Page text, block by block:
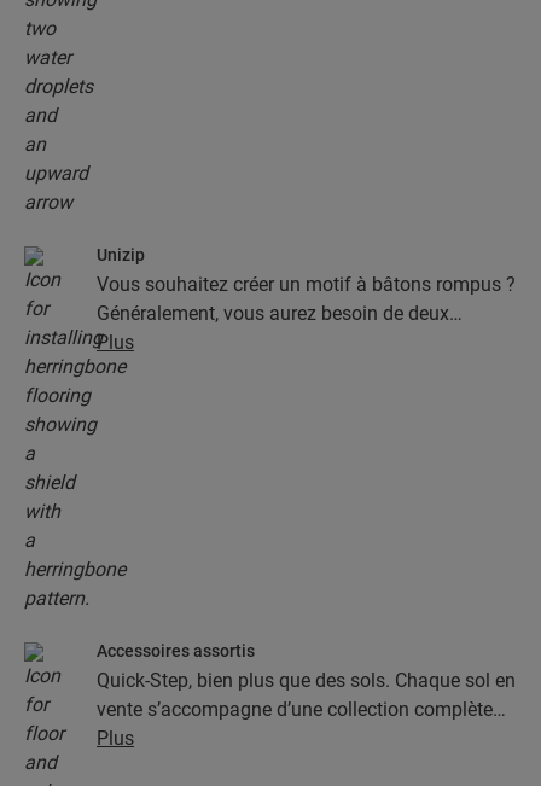
Unizip
Vous souhaitez créer un motif à bâtons rompus ?
Généralement, vous aurez besoin de deux
différents types de lames, A et B, ce qui rendrait
la pose plus lente et plus délicate. Pas avec les
revêtement de sol à bâtons rompus possède un
Plus
Accessoires assortis
Quick-Step, bien plus que des sols. Chaque sol en
vente s’accompagne d’une collection complète
d’accessoires, parmi lesquels des sous-couches,
Plus